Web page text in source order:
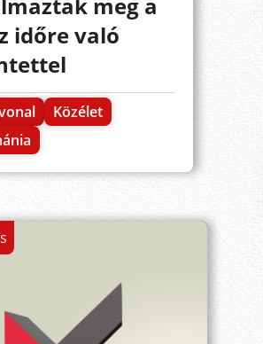
időre való
Közélet